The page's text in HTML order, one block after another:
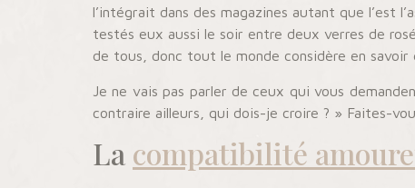
l’intégrait dans des magazines autant que l’est
testés eux aussi le soir entre deux verres de
de tous, donc tout le monde considère en savoir
Je ne vais pas parler de ceux qui vous
contraire ailleurs, qui dois-je croire ? » Faites-
La compatibilité